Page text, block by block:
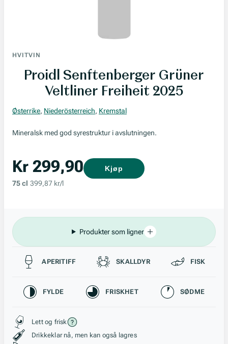
HVITVIN
Proidl Senftenberger Grüner
Veltliner Freiheit 2025
Østerrike, Niederösterreich, Kremstal
Mineralsk med god syrestruktur i avslutningen.
Kr 299,90
75 cl 399,87 kr/l
Kjøp
Produkter som ligner
Passer til
APERITIFF SKALLDYR FISK
Karakteristikk
FYLDE FRISKHET SØDME
Stil, lagring og råstoff
Lett og frisk
Drikkeklar nå, men kan også lagres